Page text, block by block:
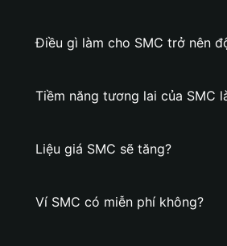
Điều gì làm cho SMC trở nên
Tiềm năng tương lai của SMC
Liệu giá SMC sẽ tăng?
Ví SMC có miễn phí không?